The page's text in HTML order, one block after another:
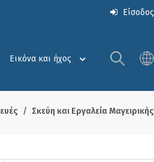
Είσοδος
Εικόνα και ήχος
Σκεύη και Εργαλεία Μαγειρικής